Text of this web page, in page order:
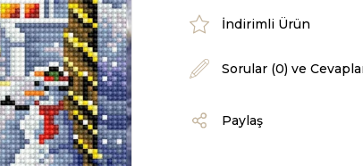
İndirimli Ürün
Sorular (0) ve
Paylaş